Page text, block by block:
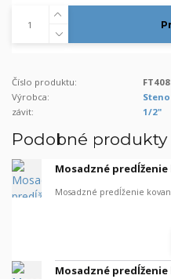
Číslo produktu:
Výrobca:
Steno
závit:
1/2"
Podobné produkty
Mosadzné predĺženie
Mosadzné predĺženie
Mosadzné predĺženie